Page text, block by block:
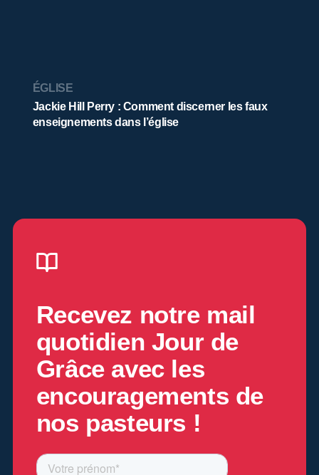
ÉGLISE
Jackie Hill Perry : Comment discerner les faux
enseignements dans l’église
Recevez notre mail
quotidien Jour de
Grâceavec les
encouragements de
nos pasteurs !